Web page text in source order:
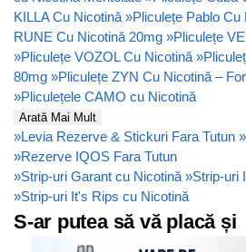
KILLA Cu Nicotină »Pliculețe Pablo Cu
RUNE Cu Nicotină 20mg »Pliculețe
»Pliculețe VOZOL Cu Nicotină »
80mg »Pliculețe ZYN Cu Nicotină –
»Pliculețele CAMO cu Nicotină
Arată Mai Mult
»Levia Rezerve & Stickuri Fara Tutun »
»Rezerve IQOS Fara Tutun
»Strip-uri Garant cu Nicotină »Strip-uri
»Strip-uri It's Rips cu Nicotină
S-ar putea să vă placă și